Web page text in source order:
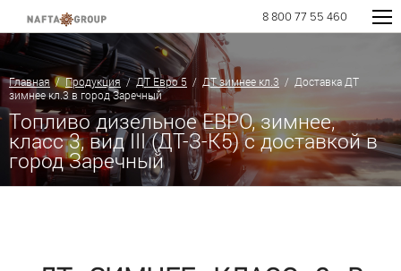
8 800 77 55 460
Главная/Продукция/ДТ Евро 5 / ДТ зимнее кл.3 / Доставка ДТ
зимнее кл.3 в город Заречный
Топливо дизельное ЕВРО, зимнее,
класс 3, вид III (ДТ-З-К5) с доставкой в
город Заречный